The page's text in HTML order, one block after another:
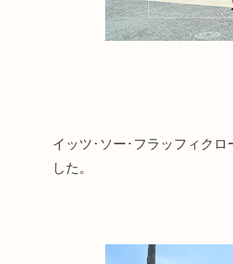
イッツ･ソー･フラッフィク
した。